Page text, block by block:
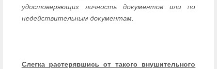
удостоверяющих личность документов или по
недействительным документам.
Слегка растерявшись от такого внушительного